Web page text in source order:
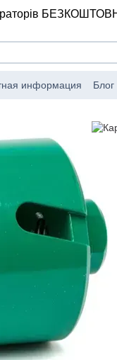
информация Блог